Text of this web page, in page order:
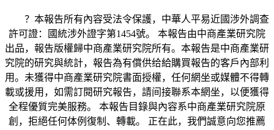
？本報告所有內容受法令保護，中華人平易近國涉外調查
許可證：國統涉外證字第1454號。 本報告由中商產業研究院
出品，報告版權歸中商產業研究院所有。本報告是中商產業研
究院的研究與統計，報告為有償供给給購買報告的客戶內部利
用。未獲得中商產業研究院書面授權，任何網坐或媒體不得轉
載或援用，如需訂閱研究報告，請间接聯系本網坐，以便獲得
全程優質完美服務。 本報告目錄與內容系中商產業研究院原
創，拒絕任何体例復制、轉載。 正在此，我們誠意向您推薦